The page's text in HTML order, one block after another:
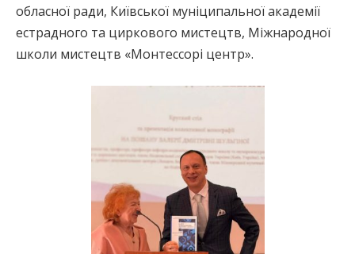
обласної ради, Київської муніципальної академії
естрадного та циркового мистецтв, Міжнародної
школи мистецтв «Монтессорі центр».